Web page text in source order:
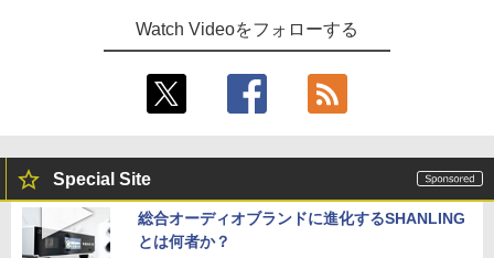
Watch Videoをフォローする
Special Site
総合オーディオブランドに進化するSHANLING
とは何者か？